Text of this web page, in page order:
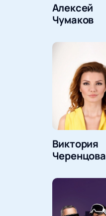
Алексей
Чумаков
Виктория
Черенцова